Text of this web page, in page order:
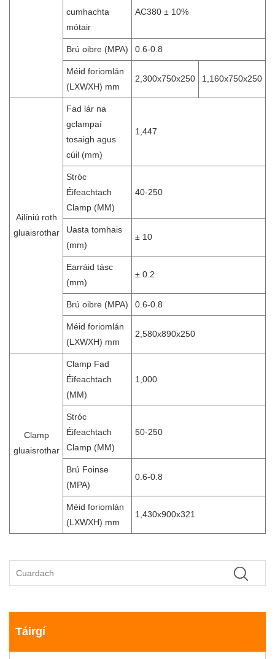
cumhachta
mótair
AC380 ± 10%
Brú oibre (MPA) 0.6-0.8
Méid foriomlán
(LXWXH) mm
2,300x750x250 1,160x750x250
Ailíniú roth
gluaisrothar
Fad lár na
gclampaí
tosaigh agus
cúil (mm)
1,447
Stróc
Éifeachtach
Clamp (MM)
40-250
Uasta tomhais
(mm)
± 10
Earráid tásc
(mm)
± 0.2
Brú oibre (MPA) 0.6-0.8
Méid foriomlán
(LXWXH) mm
2,580x890x250
Clamp
gluaisrothar
Clamp Fad
Éifeachtach
(MM)
1,000
Stróc
Éifeachtach
Clamp (MM)
50-250
Brú Foinse
(MPA)
0.6-0.8
Méid foriomlán
(LXWXH) mm
1,430x900x321
Táirgí